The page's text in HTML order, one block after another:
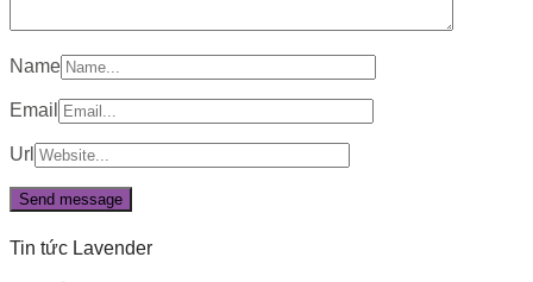
Name
Email
Url
Tin tức Lavender